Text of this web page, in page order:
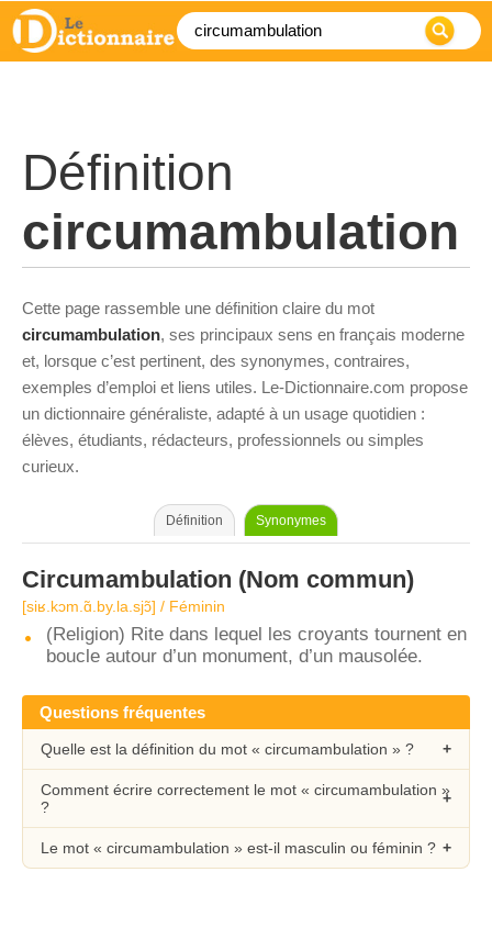
Définition
circumambulation
Cette page rassemble une définition claire du mot
circumambulation, ses principaux sens en français moderne
et, lorsque c’est pertinent, des synonymes, contraires,
exemples d’emploi et liens utiles. Le-Dictionnaire.com propose
un dictionnaire généraliste, adapté à un usage quotidien :
élèves, étudiants, rédacteurs, professionnels ou simples
curieux.
Définition Synonymes
Circumambulation (Nom commun)
[siʁ.kɔm.ɑ̃.by.la.sjɔ̃] / Féminin
(Religion) Rite dans lequel les croyants tournent en
boucle autour d’un monument, d’un mausolée.
Questions fréquentes
Quelle est la définition du mot « circumambulation » ?
Comment écrire correctement le mot « circumambulation »
?
Le mot « circumambulation » est-il masculin ou féminin ?